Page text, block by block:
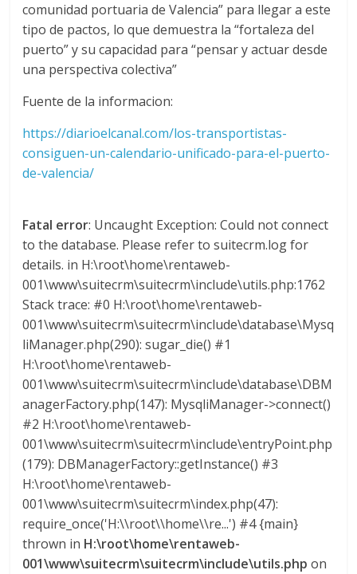
p
o
s
y
M
a
q
u
n
a
r
comunidad portuaria de Valencia” para llegar a este
tipo de pactos, lo que demuestra la “fortaleza del
puerto” y su capacidad para “pensar y actuar desde
una perspectiva colectiva”
Fuente de la informacion:
https://diarioelcanal.com/los-transportistas-
consiguen-un-calendario-unificado-para-el-puerto-
de-valencia/
Fatal error: Uncaught Exception: Could not connect
to the database. Please refer to suitecrm.log for
details. in H:\root\home\rentaweb-
001\www\suitecrm\suitecrm\include\utils.php:1762
Stack trace: #0 H:\root\home\rentaweb-
001\www\suitecrm\suitecrm\include\database\Mysq
liManager.php(290): sugar_die() #1
H:\root\home\rentaweb-
001\www\suitecrm\suitecrm\include\database\DBM
anagerFactory.php(147): MysqliManager->connect()
#2 H:\root\home\rentaweb-
001\www\suitecrm\suitecrm\include\entryPoint.php
(179): DBManagerFactory::getInstance() #3
H:\root\home\rentaweb-
001\www\suitecrm\suitecrm\index.php(47):
require_once('H:\\root\\home\\re...') #4 {main}
thrown in H:\root\home\rentaweb-
001\www\suitecrm\suitecrm\include\utils.php on